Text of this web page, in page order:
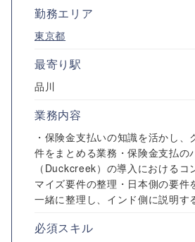
勤務エリア
東京都
最寄り駅
品川
業務内容
・保険金支払いの知識を活かし、
件をまとめる業務・保険金支払の
（Duckcreek）の導入におけるコ
マイズ要件の整理・日本側の要件
一緒に整理し、インド側に説明す
必須スキル